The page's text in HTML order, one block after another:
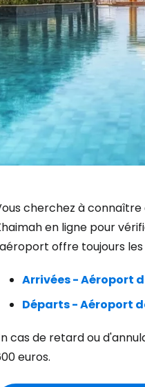
cherchez à
en ligne pour
offre toujours
Arrivées - Aéroport
Départs - Aéroport
cas de retard ou
euros.
... la